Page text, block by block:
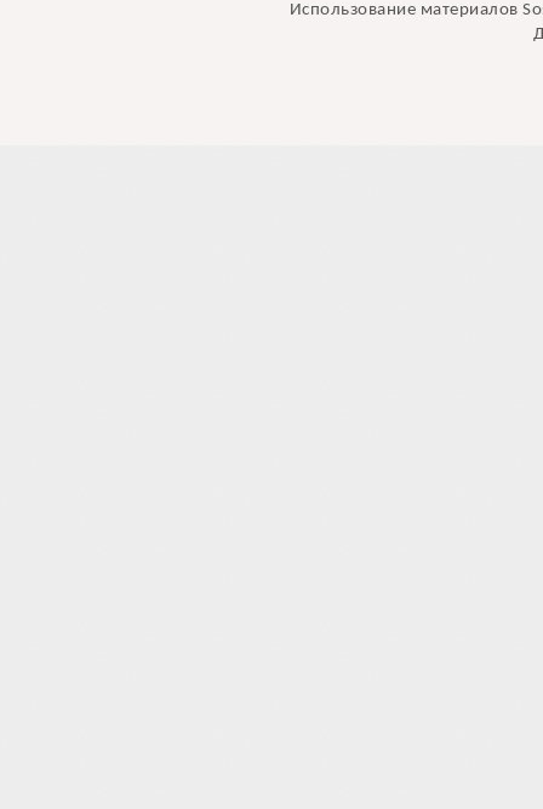
Использование материалов